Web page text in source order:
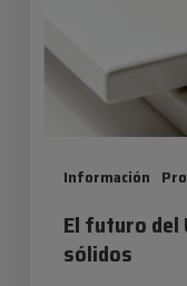
Información
es
100%
sólidos
El futuro del
sólidos